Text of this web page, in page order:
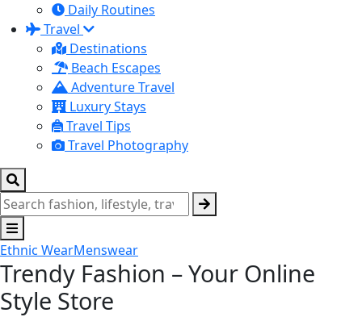
Daily Routines
Travel
Destinations
Beach Escapes
Adventure Travel
Luxury Stays
Travel Tips
Travel Photography
Ethnic WearMenswear
Trendy Fashion – Your Online
Style Store